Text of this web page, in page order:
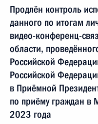
Продлён контроль
данного по итогам
видео-конференц-
области,
Российской
Российской
в Приёмной
по приёму граждан в
2023 года